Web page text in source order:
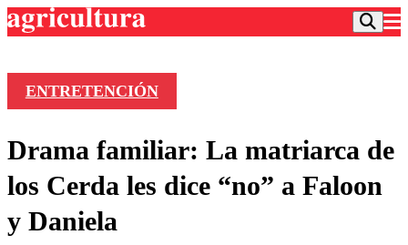
Frecuencias
Agricultura TV
Deportes
Colo Colo
Entretención
ENTRETENCIÓN
Drama familiar: La matriarca de
los Cerda les dice “no” a Faloon
y Daniela